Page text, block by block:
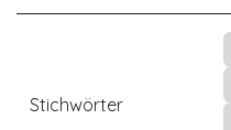
Stichwörter